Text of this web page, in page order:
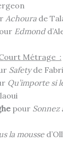
Achourade
Edmond
Métrage :
Safetyde
Qu’importe si
pour Sonnez
la mousse